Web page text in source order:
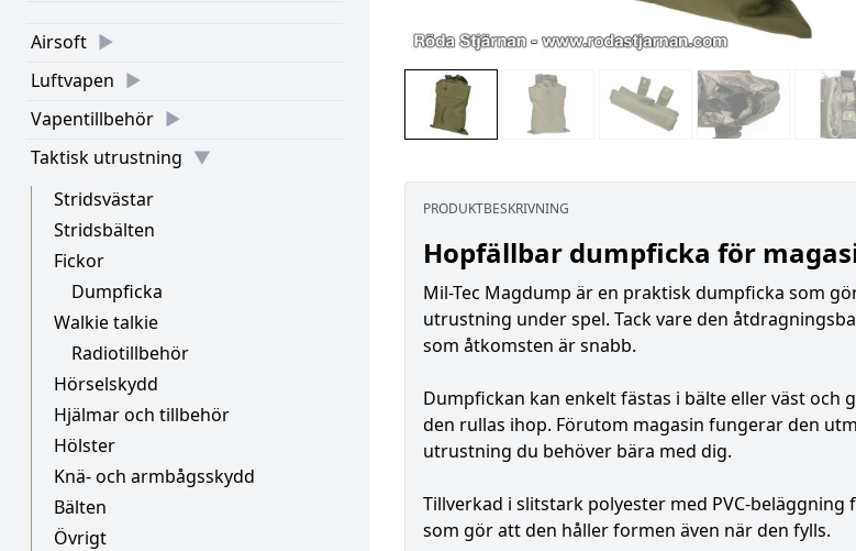
Airsoft
Luftvapen
Vapentillbehör
Taktisk utrustning
Stridsvästar
Stridsbälten
Fickor
Dumpficka
Walkie talkie
Radiotillbehör
Hörselskydd
Hjälmar och tillbehör
Hölster
Knä- och armbågsskydd
Bälten
Övrigt
PRODUKTBESKRIVNING
Hopfällbar dumpficka för
Mil-Tec Magdump är en praktisk dumpficka som
utrustning under spel. Tack vare den
som åtkomsten är snabb.
Dumpfickan kan enkelt fästas i bälte eller väst och
den rullas ihop. Förutom magasin fungerar den
utrustning du behöver bära med dig.
Tillverkad i slitstark polyester med PVC-
som gör att den håller formen även när den fylls.